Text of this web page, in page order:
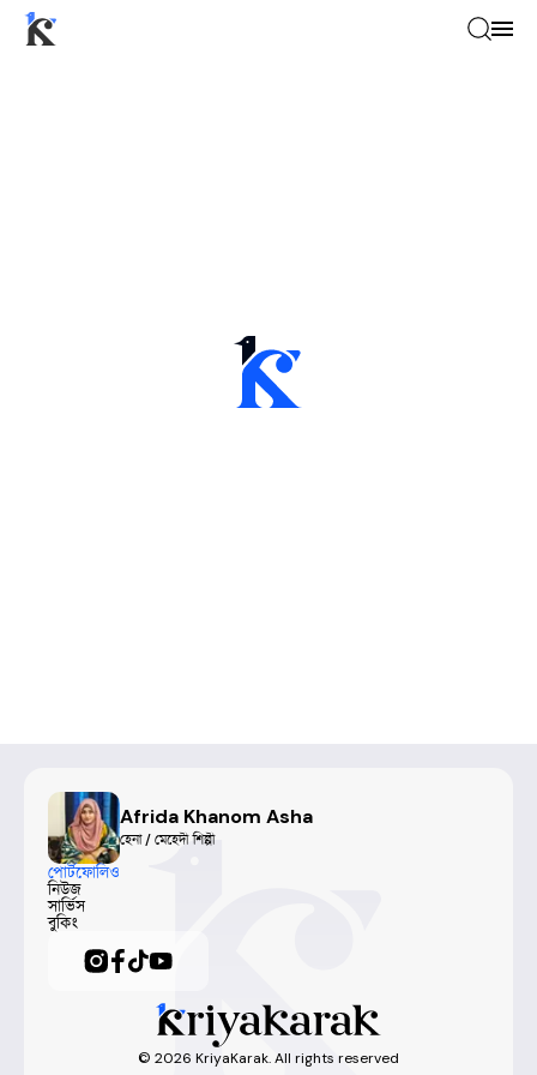
Afrida Khanom Asha
হেনা / মেহেদী শিল্পী
পোর্টফোলিও
নিউজ
সার্ভিস
বুকিং
© 2026 KriyaKarak. All rights reserved